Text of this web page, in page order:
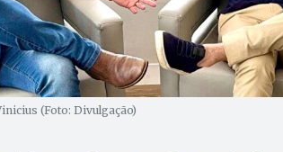
(Foto: Divulgação)